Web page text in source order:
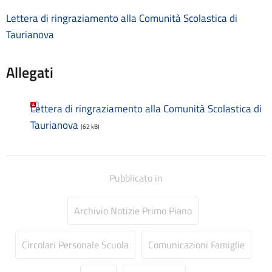
Contatti
Contrattazione collettiva
Cookie Policy (UE)
Corsi
Dirigente Scolastico
Dirigenza
Incarichi conferiti e autorizzati ai dipendenti
Lettera di ringraziamento alla Comunità Scolastica di
Taurianova
Allegati
Lettera di ringraziamento alla Comunità Scolastica di
Taurianova (62 kB)
Pubblicato in
Archivio Notizie Primo Piano
Circolari Personale Scuola Comunicazioni Famiglie